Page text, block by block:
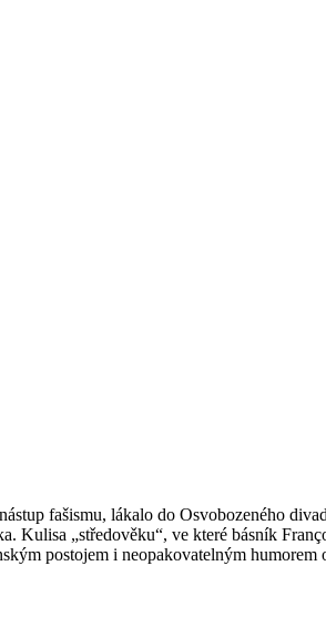
fašismu, lákalo do Osvobozeného
Kulisa „středověku“, ve které básník
postojem i neopakovatelným humorem